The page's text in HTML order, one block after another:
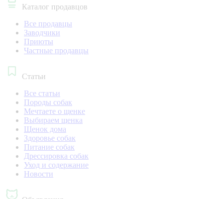
Каталог продавцов
Все продавцы
Заводчики
Приюты
Частные продавцы
Статьи
Все статьи
Породы собак
Мечтаете о щенке
Выбираем щенка
Щенок дома
Здоровье собак
Питание собак
Дрессировка собак
Уход и содержание
Новости